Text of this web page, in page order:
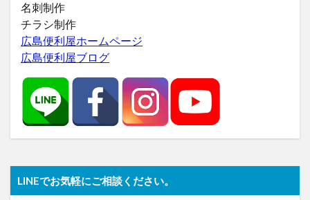
名刺制作
チラシ制作
広島便利屋ホームページ
広島便利屋ブログ
LINEでお気軽にご相談ください。